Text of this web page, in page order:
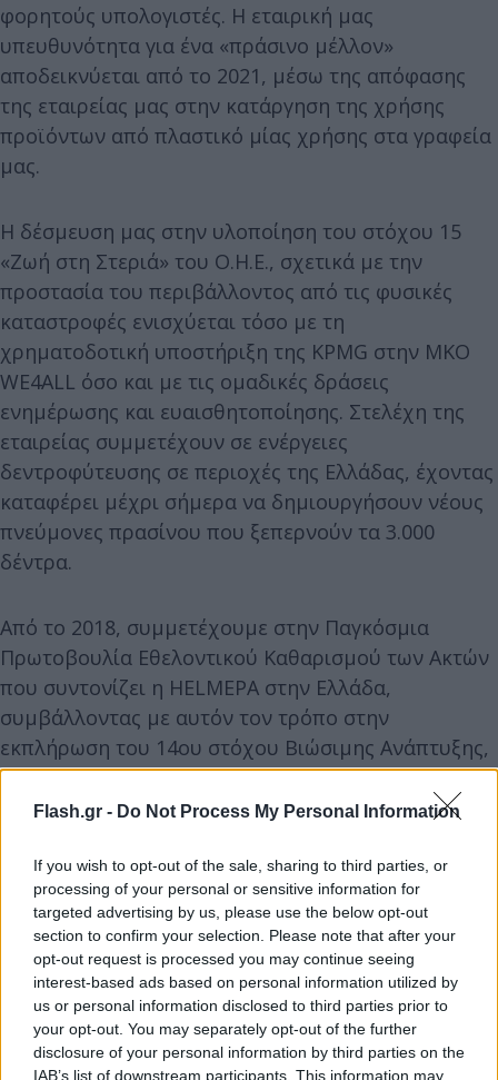
Flash.gr - Do Not Process My Personal Information
If you wish to opt-out of the sale, sharing to third parties, or
processing of your personal or sensitive information for
targeted advertising by us, please use the below opt-out
section to confirm your selection. Please note that after your
opt-out request is processed you may continue seeing
interest-based ads based on personal information utilized by
us or personal information disclosed to third parties prior to
your opt-out. You may separately opt-out of the further
disclosure of your personal information by third parties on the
IAB’s list of downstream participants. This information may
φορητούς υπολογιστές. Η εταιρική μας
υπευθυνότητα για ένα «πράσινο μέλλον»
αποδεικνύεται από το 2021, μέσω της απόφασης
της εταιρείας μας στην κατάργηση της χρήσης
προϊόντων από πλαστικό μίας χρήσης στα γραφεία
μας.
Η δέσμευση μας στην υλοποίηση του στόχου 15
«Ζωή στη Στεριά» του Ο.Η.Ε., σχετικά με την
προστασία του περιβάλλοντος από τις φυσικές
καταστροφές ενισχύεται τόσο με τη
χρηματοδοτική υποστήριξη της KPMG στην ΜΚΟ
WE4ALL όσο και με τις ομαδικές δράσεις
ενημέρωσης και ευαισθητοποίησης. Στελέχη της
εταιρείας συμμετέχουν σε ενέργειες
δεντροφύτευσης σε περιοχές της Ελλάδας, έχοντας
καταφέρει μέχρι σήμερα να δημιουργήσουν νέους
πνεύμονες πρασίνου που ξεπερνούν τα 3.000
δέντρα.
Από το 2018, συμμετέχουμε στην Παγκόσμια
Πρωτοβουλία Εθελοντικού Καθαρισμού των Ακτών
που συντονίζει η HELMEPA στην Ελλάδα,
συμβάλλοντας με αυτόν τον τρόπο στην
εκπλήρωση του 14ου στόχου Βιώσιμης Ανάπτυξης,
«Ζωή στο Νερό», του Ο.Η.Ε. και στην αντιμετώπιση
του προβλήματος της ρύπανσης στις ακτές. Από το
θαλάσσιο περιβάλλον μέσω της 3ετούς δέσμευσής
μας στο πρόγραμμα “Marine Cleanup Monitoring”
της HELMEPA για την παρακολούθηση και
καταγραφή θαλάσσιων απορριμμάτων και την
επιστημονική μελέτη του προβλήματος. Οι
άνθρωποι της KPMG στις πιο πρόσφατες δύο
εξορμήσεις που πραγματοποίησαν στη παραλία